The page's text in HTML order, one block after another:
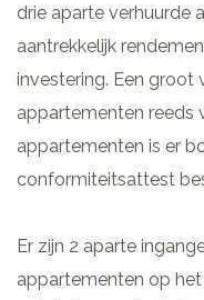
drie aparte verhuurde
aantrekkelijk
investering. Een groot
appartementen reeds
appartementen is er
conformiteitsattest
Er zijn 2 aparte
appartementen op